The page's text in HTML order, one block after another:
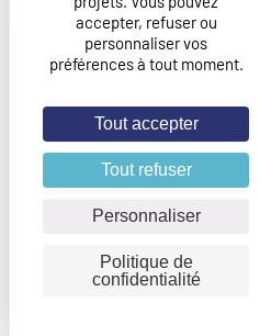
accepter, refuser ou
personnaliser vos
préférences à tout moment.
Tout accepter
Tout refuser
Personnaliser
Politique de
confidentialité